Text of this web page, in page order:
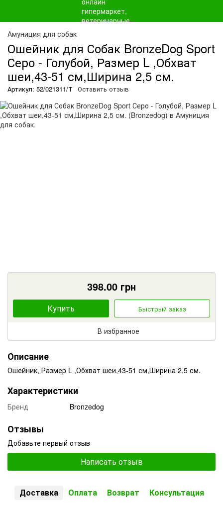
Амуниция для собак
Ошейник для Собак BronzeDog Sport
Серо - Голубой, Размер L ,Обхват
шеи,43-51 см,Ширина 2,5 см.
Артикул: 52/021311/Т Оставить отзыв
398.00 грн
Купить Быстрый заказ
В избранное
Описание
Ошейник, Размер L ,Обхват шеи,43-51 см,Ширина 2,5 см.
Характеристики
Бренд Bronzedog
Отзывы
Добавьте первый отзыв
Написать отзыв
Доставка Оплата Возврат Консультация